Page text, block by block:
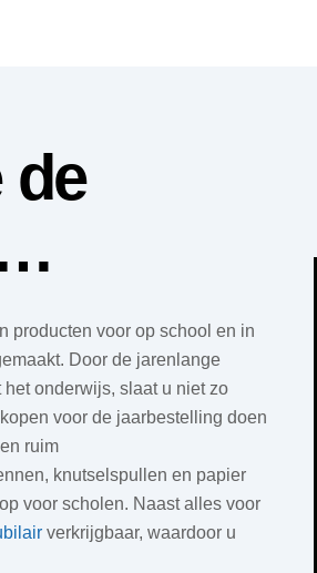
de
producten voor op school en in
Door de jarenlange
onderwijs, slaat u niet zo
voor de jaarbestelling doen
ruim
knutselspullen en papier
voor scholen. Naast alles voor
verkrijgbaar, waardoor u